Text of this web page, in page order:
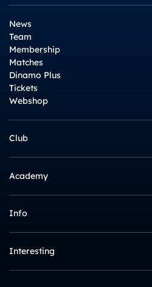
News
Team
Membership
Matches
Dinamo Plus
Tickets
Webshop
Club
Academy
Info
Interesting